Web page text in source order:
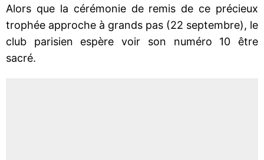
Alors que la cérémonie de remis de ce précieux
trophée approche à grands pas (22 septembre), le
club parisien espère voir son numéro 10 être
sacré.